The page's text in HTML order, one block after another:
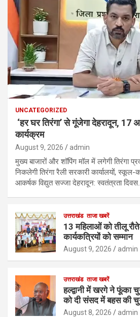
UNCATEGORIZED
‘हर घर तिरंगा’ से गूंजेगा देहरादून,
कार्यक्रम
August 9, 2026 admin
मुख्य बाजारों और शॉपिंग मॉल में लगेगी तिरंगा
निकलेगी तिरंगा रैली सरकारी कार्यालयों, स्कूल-
आकर्षक विद्युत सज्जा देहरादून: स्वतंत्रता
उत्तराखंड ताजा खबरें
13 महिलाओं को तीलू
कार्यकत्रियों को सम्मान
August 9, 2026 admin
उत्तराखंड ताजा खबरें
हल्द्वानी में खरगे ने फूंका
को दी संसद में बहस की
August 8, 2026 admin